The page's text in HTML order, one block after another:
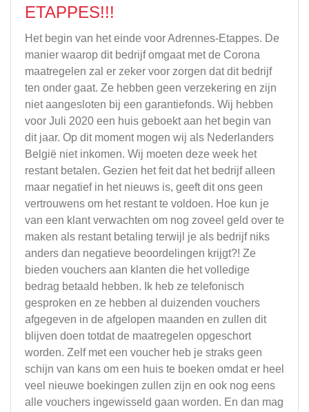
ETAPPES!!!
Het begin van het einde voor Adrennes-Etappes. De
manier waarop dit bedrijf omgaat met de Corona
maatregelen zal er zeker voor zorgen dat dit bedrijf
ten onder gaat. Ze hebben geen verzekering en zijn
niet aangesloten bij een garantiefonds. Wij hebben
voor Juli 2020 een huis geboekt aan het begin van
dit jaar. Op dit moment mogen wij als Nederlanders
België niet inkomen. Wij moeten deze week het
restant betalen. Gezien het feit dat het bedrijf alleen
maar negatief in het nieuws is, geeft dit ons geen
vertrouwens om het restant te voldoen. Hoe kun je
van een klant verwachten om nog zoveel geld over te
maken als restant betaling terwijl je als bedrijf niks
anders dan negatieve beoordelingen krijgt?! Ze
bieden vouchers aan klanten die het volledige
bedrag betaald hebben. Ik heb ze telefonisch
gesproken en ze hebben al duizenden vouchers
afgegeven in de afgelopen maanden en zullen dit
blijven doen totdat de maatregelen opgeschort
worden. Zelf met een voucher heb je straks geen
schijn van kans om een huis te boeken omdat er heel
veel nieuwe boekingen zullen zijn en ook nog eens
alle vouchers ingewisseld gaan worden. En dan mag